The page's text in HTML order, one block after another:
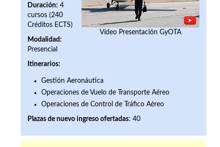
Vídeo Presentación GyOTA
Duración: 4
cursos (240
Créditos ECTS)
Modalidad:
Presencial
Itinerarios:
Gestión Aeronáutica
Operaciones de Vuelo de Transporte Aéreo
Operaciones de Control de Tráfico Aéreo
Plazas de nuevo ingreso ofertadas: 40